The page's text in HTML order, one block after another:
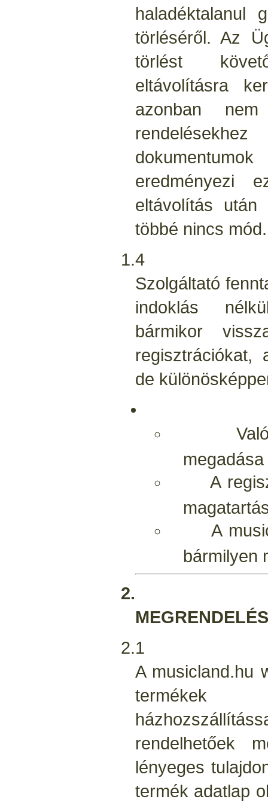
haladéktalanul
törléséről. Az
törlést
eltávolításra
azonban
eredményezi
eltávolítás után
többé nincs mód.
1.4
Szolgáltató
indoklás
bármikor
regisztrációkat,
de
Valótlan
megadása
A
A
bármilyen
2.
MEGRENDELÉS
2.1
A musicland.hu
termékek
rendelhetőek
lényeges
termék adatlap